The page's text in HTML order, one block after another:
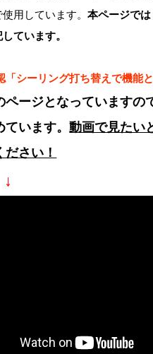
用しています。 本ページで
ています。
「シーリング打ち替えで機能
ページとなっていますの
ています。動画で見たい
ださい！